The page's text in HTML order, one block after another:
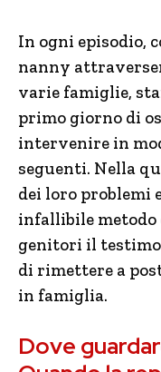
In ogni episodio,
nanny
varie famiglie,
primo giorno di
intervenire in
seguenti. Nella
dei loro problemi
infallibile metodo
genitori il
di rimettere a
in famiglia.
Dove